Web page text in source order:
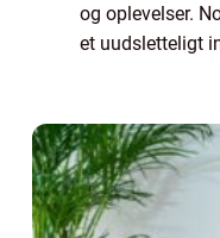
og oplevelser.
et uudsletteligt